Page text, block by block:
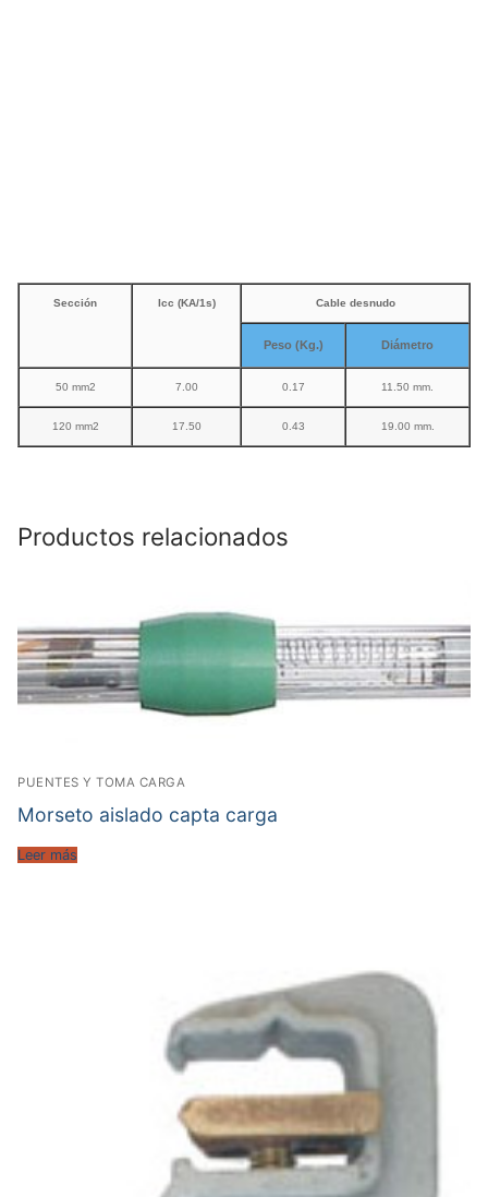
Sección Icc (KA/1s) Cable desnudo
Peso (Kg.) Diámetro
50 mm2 7.00 0.17 11.50 mm.
120 mm2 17.50 0.43 19.00 mm.
Productos relacionados
PUENTES Y TOMA CARGA
Morseto aislado capta carga
Leer más